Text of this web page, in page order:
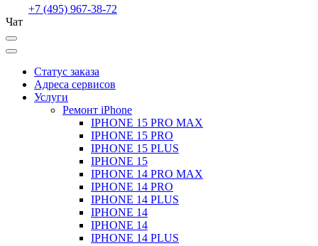
+7 (495) 967-38-72
Чат
Статус заказа
Адреса сервисов
Услуги
Ремонт iPhone
IPHONE 15 PRO MAX
IPHONE 15 PRO
IPHONE 15 PLUS
IPHONE 15
IPHONE 14 PRO MAX
IPHONE 14 PRO
IPHONE 14 PLUS
IPHONE 14
IPHONE 14
IPHONE 14 PLUS